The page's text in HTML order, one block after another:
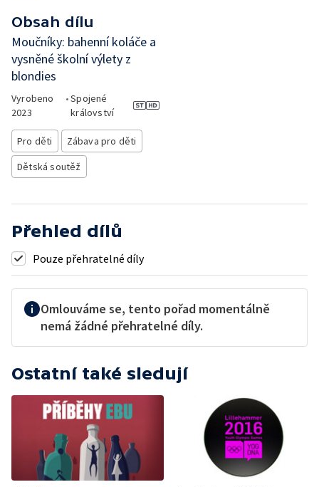
Obsah dílu
Moučníky: bahenní koláče a
vysněné školní výlety z
blondies
Vyrobeno
2023
•Spojené
království
Pro děti
Zábava pro děti
Dětská soutěž
Přehled dílů
Pouze přehratelné díly
Omlouváme se, tento pořad momentálně
nemá žádné přehratelné díly.
Ostatní také sledují